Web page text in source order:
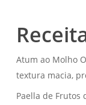
Atum ao Molho
textura macia,
Paella de Frutos